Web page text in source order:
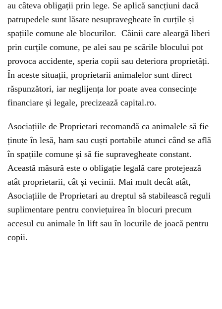
au câteva obligații prin lege. Se aplică sancțiuni dacă
patrupedele sunt lăsate nesupravegheate în curțile și
spațiile comune ale blocurilor. Câinii care aleargă liberi
prin curțile comune, pe alei sau pe scările blocului pot
provoca accidente, speria copii sau deteriora proprietăți.
În aceste situații, proprietarii animalelor sunt direct
răspunzători, iar neglijența lor poate avea consecințe
financiare și legale, precizează capital.ro.
Asociațiile de Proprietari recomandă ca animalele să fie
ținute în lesă, ham sau cuști portabile atunci când se află
în spațiile comune și să fie supravegheate constant.
Această măsură este o obligație legală care protejează
atât proprietarii, cât și vecinii. Mai mult decât atât,
Asociațiile de Proprietari au dreptul să stabilească reguli
suplimentare pentru conviețuirea în blocuri precum
accesul cu animale în lift sau în locurile de joacă pentru
copii.